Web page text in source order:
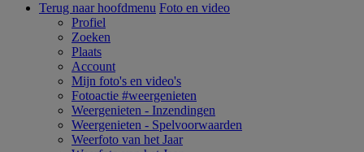
Terug naar hoofdmenu Foto en video
Profiel
Zoeken
Plaats
Account
Mijn foto's en video's
Fotoactie #weergenieten
Weergenieten - Inzendingen
Weergenieten - Spelvoorwaarden
Weerfoto van het Jaar